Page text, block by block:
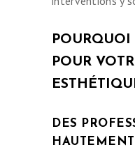
POURQUOI
POUR
DES